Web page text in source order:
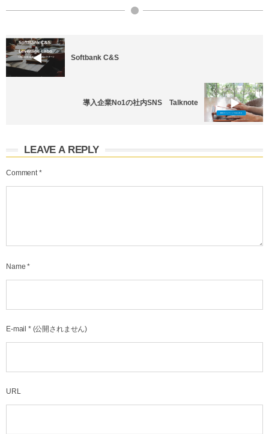
Softbank C&S
導入企業No1の社内SNS Talknote
LEAVE A REPLY
Comment *
Name *
E-mail *(公開されません)
URL